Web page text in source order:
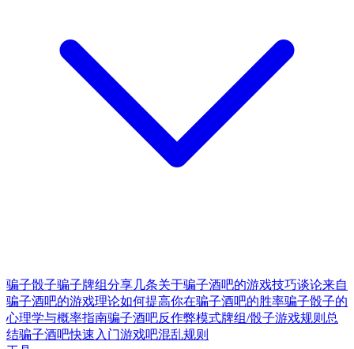
骗子骰子骗子牌组分享几条关于骗子酒吧的游戏技巧谈论来自
骗子酒吧的游戏理论如何提高你在骗子酒吧的胜率骗子骰子的
心理学与概率指南骗子酒吧反作弊模式牌组/骰子游戏规则总
结骗子酒吧快速入门游戏吧混乱规则